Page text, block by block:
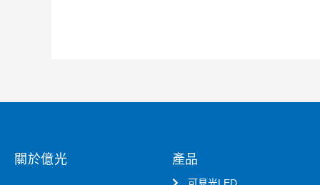
關於億光 產品